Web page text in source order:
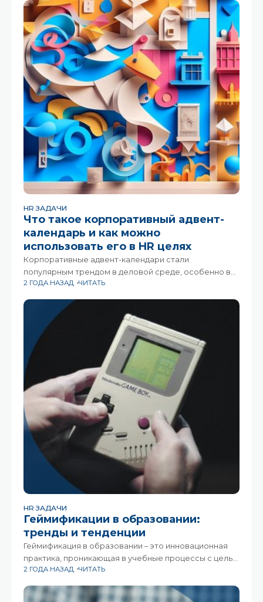
последние годы она нашла свое применение и в
сфере
HR ЗАДАЧИ
Что такое корпоративный адвент-
календарь и как можно
использовать его в HR целях
Корпоративные адвент-календари стали
популярным трендом в деловой среде, особенно в
отделах по работе с персоналом. Эти календари
компанией наборы подарков, которые работники
могут открывать каждый день
2 ГОДА НАЗАД ЧИТАТЬ
HR ЗАДАЧИ
Геймификации в образовании:
тренды и тенденции
Геймификация в образовании – это инновационная
практика, проникающая в учебные процессы с целью
повышения мотивации и вовлечённости
контекстах, таких как школы, вузы и корпоративное
2 ГОДА НАЗАД ЧИТАТЬ